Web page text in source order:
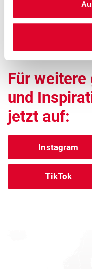
Für
und
jetzt auf:
Instagram
TikTok